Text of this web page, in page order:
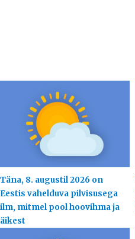
Täna, 8. augustil 2026 on
Eestis vahelduva pilvisusega
ilm, mitmel pool hoovihma ja
äikest